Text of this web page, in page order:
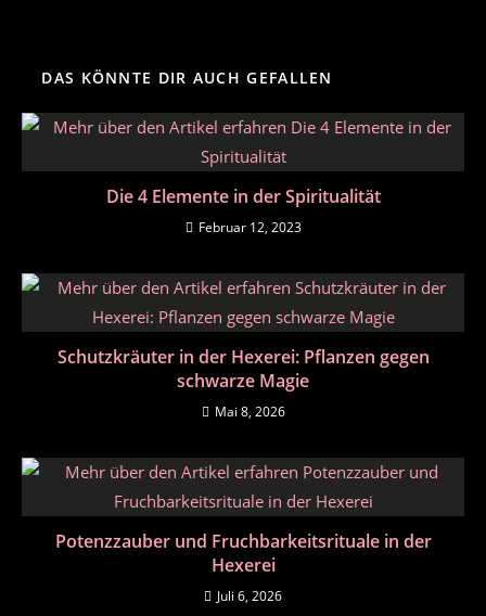
DAS KÖNNTE DIR AUCH GEFALLEN
Die 4 Elemente in der Spiritualität
Februar 12, 2023
Schutzkräuter in der Hexerei: Pflanzen gegen
schwarze Magie
Mai 8, 2026
Potenzzauber und Fruchbarkeitsrituale in der
Hexerei
Juli 6, 2026